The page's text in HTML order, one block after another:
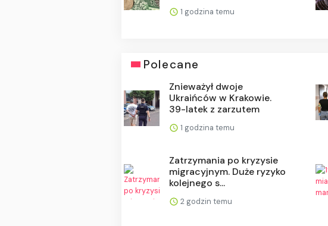
1 godzina temu
Polecane
Znieważył dwoje
Ukraińców w Krakowie.
39-latek z zarzutem
1 godzina temu
Zatrzymania po kryzysie
migracyjnym. Duże ryzyko
kolejnego s...
2 godzin temu